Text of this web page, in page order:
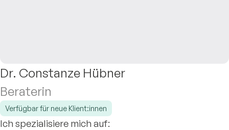
Dr. Constanze Hübner
Beraterin
Verfügbar für neue Klient:innen
Ich spezialisiere mich auf: